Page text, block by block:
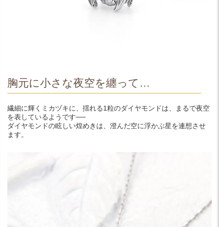
胸元に小さな夜空を纏って…
繊細に輝くミカヅキに、揺れる1粒のダイヤモンドは、まるで夜空
を表しているようです──
ダイヤモンドの眩しい煌めきは、澄んだ空に浮かぶ星を連想させ
ます。